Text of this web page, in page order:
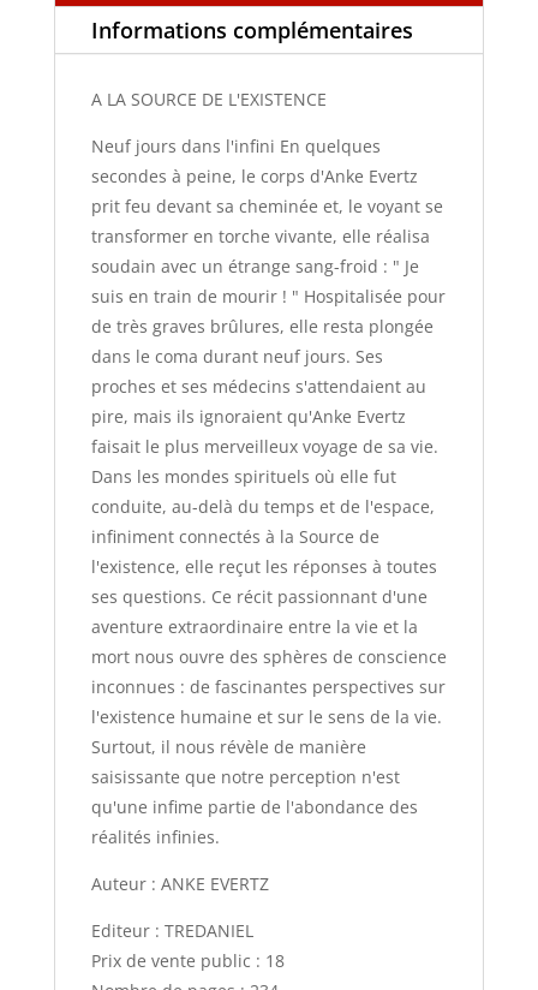
Informations complémentaires
A LA SOURCE DE L'EXISTENCE
Neuf jours dans l'infini En quelques
secondes à peine, le corps d'Anke Evertz
prit feu devant sa cheminée et, le voyant se
transformer en torche vivante, elle réalisa
soudain avec un étrange sang-froid : " Je
suis en train de mourir ! " Hospitalisée pour
de très graves brûlures, elle resta plongée
dans le coma durant neuf jours. Ses
proches et ses médecins s'attendaient au
pire, mais ils ignoraient qu'Anke Evertz
faisait le plus merveilleux voyage de sa vie.
Dans les mondes spirituels où elle fut
conduite, au-delà du temps et de l'espace,
infiniment connectés à la Source de
l'existence, elle reçut les réponses à toutes
ses questions. Ce récit passionnant d'une
aventure extraordinaire entre la vie et la
mort nous ouvre des sphères de conscience
inconnues : de fascinantes perspectives sur
l'existence humaine et sur le sens de la vie.
Surtout, il nous révèle de manière
saisissante que notre perception n'est
qu'une infime partie de l'abondance des
réalités infinies.
Auteur : ANKE EVERTZ
Editeur : TREDANIEL
Prix de vente public : 18